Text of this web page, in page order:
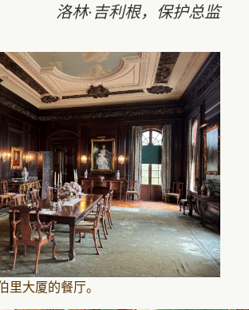
洛林·吉利根，保护总监
里大厦的餐厅。